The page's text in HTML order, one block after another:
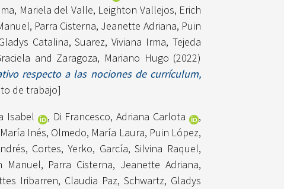
Mariela del Valle, Leighton Vallejos, Erich
, Parra Cisterna, Jeanette Adriana, Puin
Catalina,Suarez, Viviana Irma,Tejeda
and Zaragoza, Mariano Hugo (2022)
respecto a las nociones de currículum,
de trabajo]
Isabel , Di Francesco, Adriana Carlota
,
Inés, Olmedo, María Laura, Puin López,
, Cortes, Yerko, García, Silvina Raquel,
Manuel, Parra Cisterna, Jeanette Adriana,
Iribarren, Claudia Paz, Schwartz, Gladys